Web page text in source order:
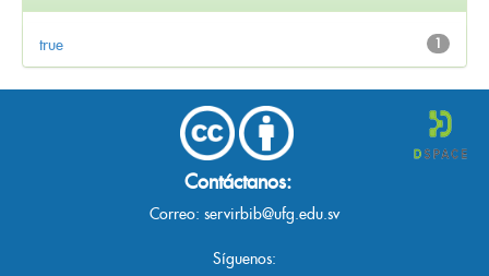
1
true
Contáctanos:
Correo: servirbib@ufg.edu.sv
Síguenos: